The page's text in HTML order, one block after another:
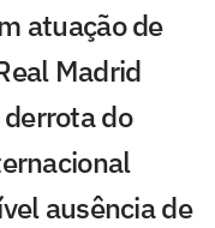
atuação de
Madrid
do
ausência de